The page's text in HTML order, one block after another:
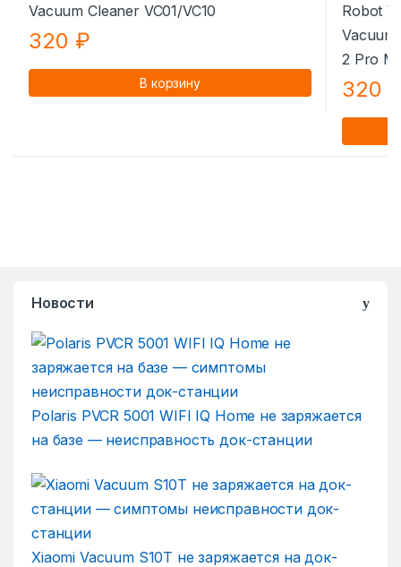
320 ₽
В корзину 320
Новости
Polaris PVCR 5001 WIFI IQ Home не заряжается
на базе — неисправность док-станции
Xiaomi Vacuum S10T не заряжается на док-